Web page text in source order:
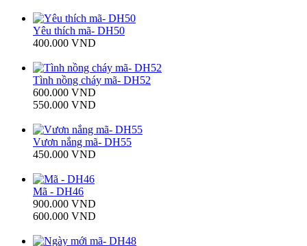
Yêu thích mã- DH50
400.000 VND
Tình nồng cháy mã- DH52
600.000 VND
550.000 VND
Vươn nắng mã- DH55
450.000 VND
Mã - DH46
900.000 VND
600.000 VND